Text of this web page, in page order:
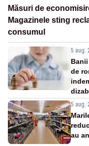
Măsuri de
Magazinele sting
consumul
5 aug.
de
5 aug.
au